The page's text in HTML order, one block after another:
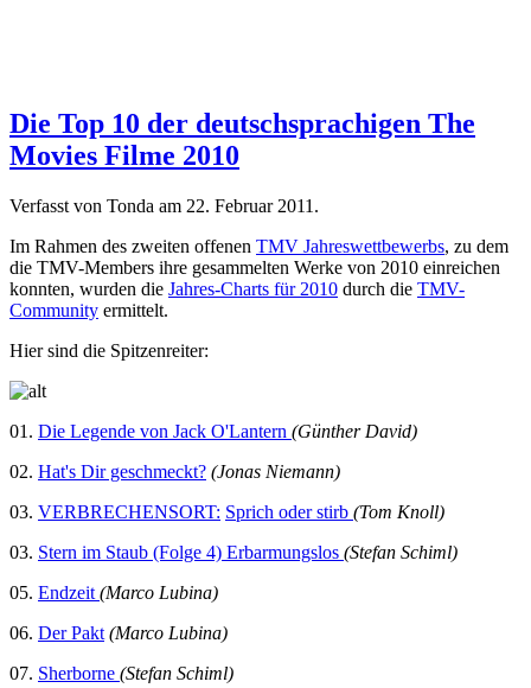
Die Top 10 der deutschsprachigen The
Movies Filme 2010
Verfasst von Tonda am 22. Februar 2011 .
Im Rahmen des zweiten offenen TMV Jahreswettbewerbs, zu dem
die TMV-Members ihre gesammelten Werke von 2010 einreichen
konnten, wurden die Jahres-Charts für 2010 durch die TMV-
Community ermittelt.
Hier sind die Spitzenreiter:
01. Die Legende von Jack O'Lantern (Günther David)
02. Hat's Dir geschmeckt? (Jonas Niemann)
03. VERBRECHENSORT: Sprich oder stirb (Tom Knoll)
03. Stern im Staub (Folge 4) Erbarmungslos (Stefan Schiml)
05. Endzeit (Marco Lubina)
06. Der Pakt (Marco Lubina)
07. Sherborne (Stefan Schiml)